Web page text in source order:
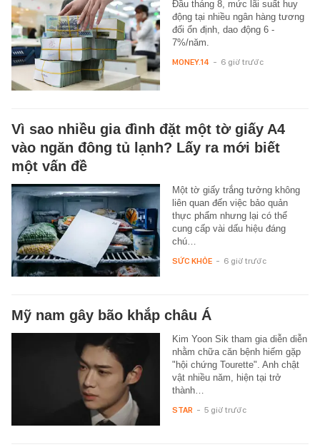
Đầu tháng 8, mức lãi suất huy
động tại nhiều ngân hàng tương
đối ổn định, dao động 6 -
7%/năm.
MONEY.14 - 6 giờ trước
Vì sao nhiều gia đình đặt một tờ giấy A4
vào ngăn đông tủ lạnh? Lấy ra mới biết
một vấn đề
Một tờ giấy trắng tưởng không
liên quan đến việc bảo quản
thực phẩm nhưng lại có thể
cung cấp vài dấu hiệu đáng
chú…
SỨC KHỎE - 6 giờ trước
Mỹ nam gây bão khắp châu Á
Kim Yoon Sik tham gia diễn diễn
nhằm chữa căn bệnh hiếm gặp
"hội chứng Tourette". Anh chật
vật nhiều năm, hiện tại trở
thành…
STAR - 5 giờ trước